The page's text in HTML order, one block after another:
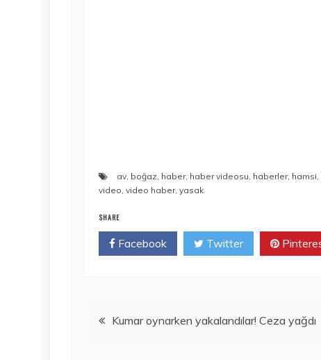
av boğaz haber, haber videosu haberler, hamsi
video video haber, yasak
SHARE
Facebook Twitter
YazıKumar oynarken yakalandılar! Ceza yağdı